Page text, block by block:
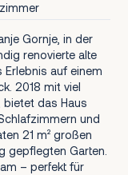
Gornje, in der
renovierte alte
auf einem
2018 mit viel
bietet das Haus
und
21 m² großen
gepflegten Garten.
– perfekt für